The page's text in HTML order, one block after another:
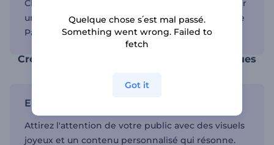
Choisissez parmi diverses animations pour ajouter
une bonne dose d'enthousiasme à votre vidéo de
Pâques.
Créez l'événement avec vos vidéos de Pâques
Engagez votre public
Attirez l'attention de votre public avec des visuels
joyeux et un contenu personnalisé qui résonne.
Quelque chose s՛est mal passé.
Something went wrong. Failed to
fetch
Got it